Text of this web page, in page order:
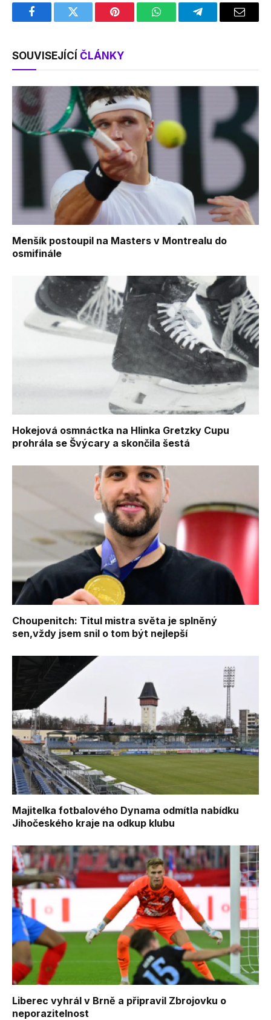
FacebookTwitter Pinterest WhatsAppTelegramEmail
SOUVISEJÍCÍ ČLÁNKY
Menšík postoupil na Masters v Montrealu do
osmifinále
Hokejová osmnáctka na Hlinka Gretzky Cupu
prohrála se Švýcary a skončila šestá
Choupenitch: Titul mistra světa je splněný
sen,vždy jsem snil o tom být nejlepší
Majitelka fotbalového Dynama odmítla nabídku
Jihočeského kraje na odkup klubu
Liberec vyhrál v Brně a připravil Zbrojovku o
neporazitelnost